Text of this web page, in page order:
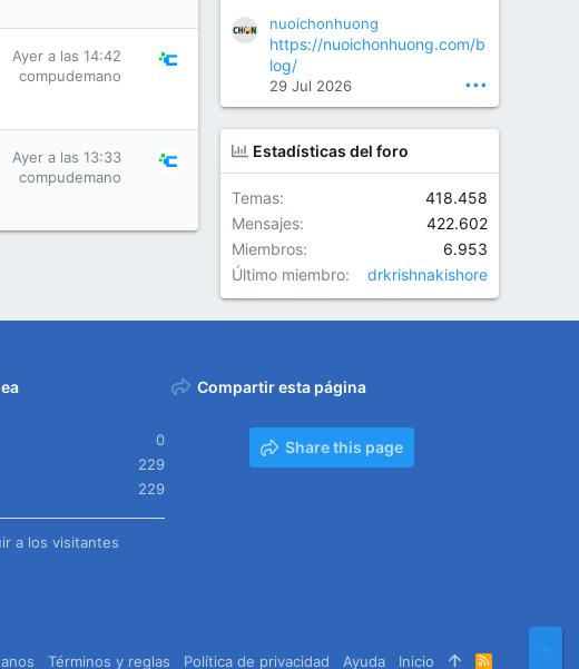
Ayer a las 14:42
compudemano
Ayer a las 13:33
compudemano
www.drranganathreddy.co
m
nuoichonhuong
https://nuoichonhuong.com/b
log/
29 Jul 2026 •••
Estadísticas del foro
Temas
418.458
Mensajes
422.602
Miembros
6.953
Último miembro
drkrishnakishore
0
229
229
a los visitantes
Compartir esta página
Share this page
Términos y reglas Política de privacidad Ayuda Inicio
R